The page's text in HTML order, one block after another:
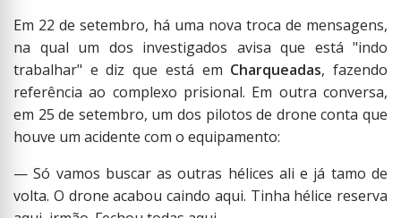
Em 22 de setembro, há uma nova troca de mensagens,
na qual um dos investigados avisa que está "indo
trabalhar" e diz que está em Charqueadas, fazendo
referência ao complexo prisional. Em outra conversa,
em 25 de setembro, um dos pilotos de drone conta que
houve um acidente com o equipamento:
— Só vamos buscar as outras hélices ali e já tamo de
volta. O drone acabou caindo aqui. Tinha hélice reserva